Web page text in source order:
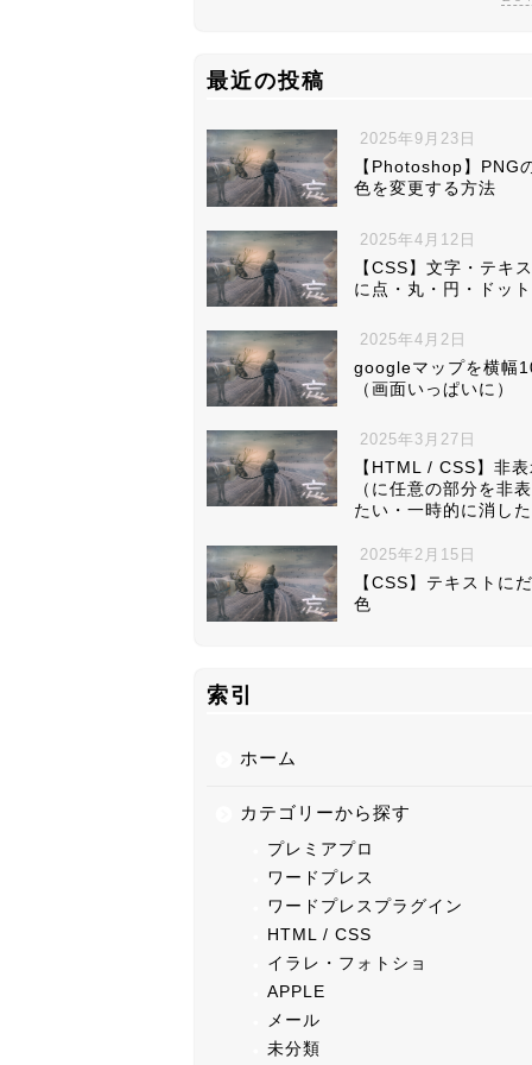
最近の投稿
2025年9月23日
【Photoshop】PNG
色を変更する方法
2025年4月12日
【CSS】文字・テキ
に点・丸・円・ドット
2025年4月2日
googleマップを横幅
（画面いっぱいに）
2025年3月27日
【HTML / CSS】非
（に任意の部分を非
たい・一時的に消し
2025年2月15日
【CSS】テキストに
色
索引
ホーム
カテゴリーから探す
プレミアプロ
ワードプレス
ワードプレスプラグイン
HTML / CSS
イラレ・フォトショ
APPLE
メール
未分類